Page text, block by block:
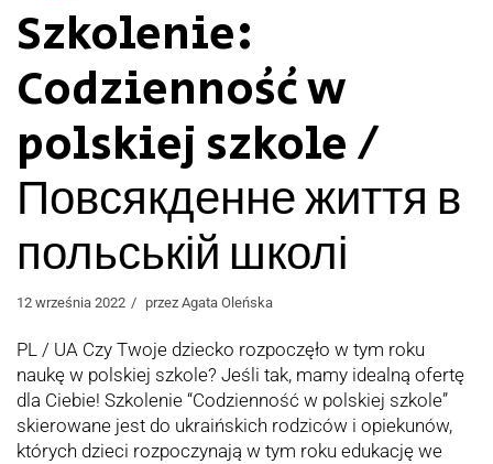
Szkolenie:
Codzienność w
polskiej szkole /
Повсякденне життя в
польській школі
12 września 2022 przez Agata Oleńska
PL / UA Czy Twoje dziecko rozpoczęło w tym roku
naukę w polskiej szkole? Jeśli tak, mamy idealną ofertę
dla Ciebie! Szkolenie “Codzienność w polskiej szkole”
skierowane jest do ukraińskich rodziców i opiekunów,
których dzieci rozpoczynają w tym roku edukację we